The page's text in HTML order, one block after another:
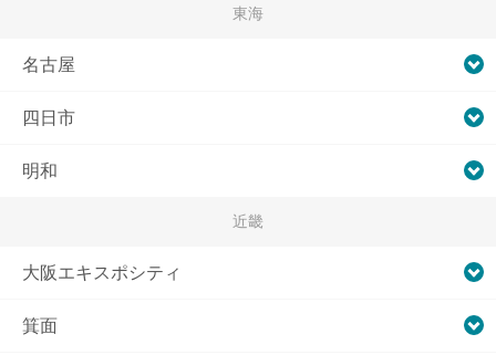
東海
名古屋
四日市
明和
近畿
大阪エキスポシティ
箕面